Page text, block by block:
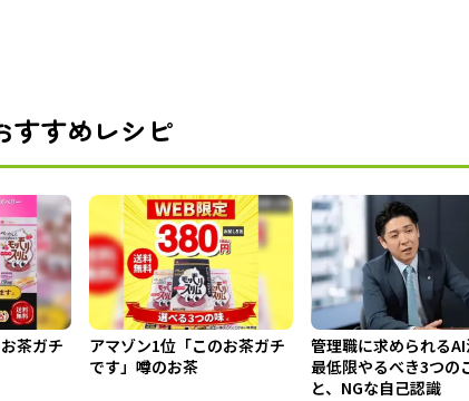
すすめレシピ
茶ガチ
アマゾン1位「このお茶ガチ
です」噂のお茶
管理職に求められるAI
最低限やるべき3つの
と、NGな自己認識